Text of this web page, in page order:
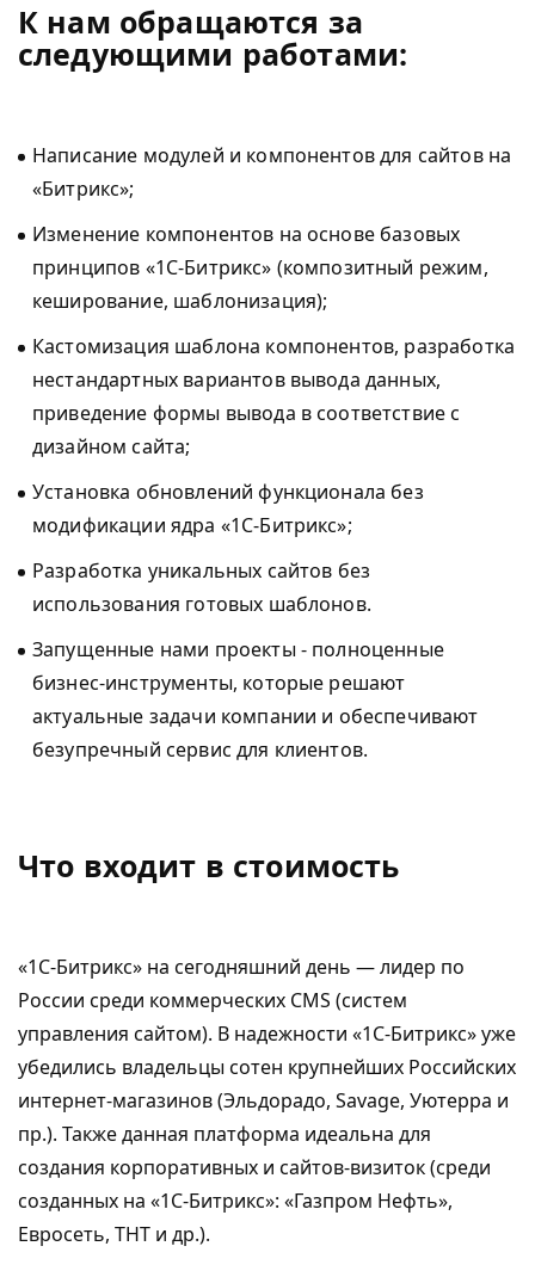
К нам обращаются за
следующими работами:
Написание модулей и компонентов для сайтов на
«Битрикс»;
Изменение компонентов на основе базовых
принципов «1С-Битрикс» (композитный режим,
кеширование, шаблонизация);
Кастомизация шаблона компонентов, разработка
нестандартных вариантов вывода данных,
приведение формы вывода в соответствие с
дизайном сайта;
Установка обновлений функционала без
модификации ядра «1С-Битрикс»;
Разработка уникальных сайтов без
использования готовых шаблонов.
Запущенные нами проекты - полноценные
бизнес-инструменты, которые решают
актуальные задачи компании и обеспечивают
безупречный сервис для клиентов.
Что входит в стоимость
«1С-Битрикс» на сегодняшний день — лидер по
России среди коммерческих CMS (систем
управления сайтом). В надежности «1С-Битрикс» уже
убедились владельцы сотен крупнейших Российских
интернет-магазинов (Эльдорадо, Savage, Уютерра и
пр.). Также данная платформа идеальна для
создания корпоративных и сайтов-визиток (среди
созданных на «1С-Битрикс»: «Газпром Нефть»,
Евросеть, ТНТ и др.).